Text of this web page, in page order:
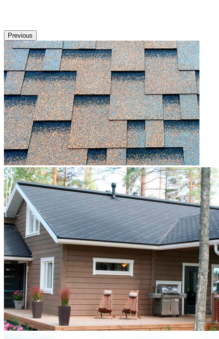
Previous